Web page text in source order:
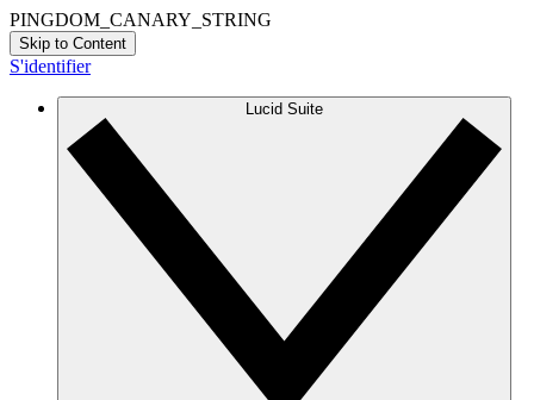
PINGDOM_CANARY_STRING
Skip to Content
S'identifier
Lucid Suite